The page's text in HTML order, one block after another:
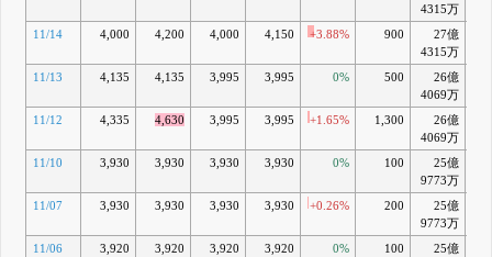
4315万
11/14 4,000 4,200 4,000 4,150 +3.88% 900
27億
4315万
11/13 4,135 4,135 3,995 3,995 0% 500
26億
4069万
11/12 4,335 4,630 3,995 3,995 +1.65% 1,300
26億
4069万
11/10 3,930 3,930 3,930 3,930 0% 100
25億
9773万
11/07 3,930 3,930 3,930 3,930 +0.26% 200
25億
9773万
11/06 3,920 3,920 3,920 3,920 0% 100
25億